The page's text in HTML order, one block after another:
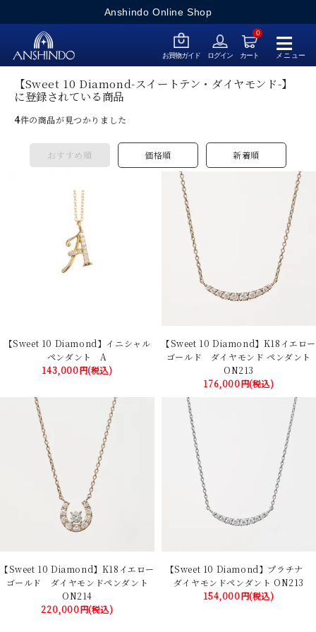
Anshindo Online Shop
≡
メニュー
お買物ガイド ログイン
0
カート
【Sweet 10 Diamond-スイートテン・ダイヤモンド-】
に登録されている商品
4件の商品が見つかりました
おすすめ順 価格順 新着順
【Sweet 10 Diamond】イニシャル
ペンダント A
143,000円(税込)
【Sweet 10 Diamond】K18イエロー
ゴールド ダイヤモンド ペンダント
ON213
176,000円(税込)
【Sweet 10 Diamond】K18イエロー
ゴールド ダイヤモンドペンダント
ON214
220,000円(税込)
【Sweet 10 Diamond】プラチナ
ダイヤモンドペンダント ON213
154,000円(税込)